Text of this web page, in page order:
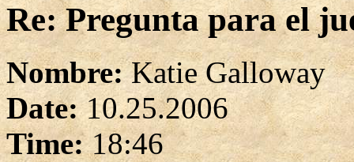
Re: Pregunta para el
Nombre:Katie Galloway
Date:10.25.2006
Time:18:46